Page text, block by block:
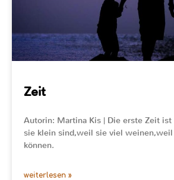
Zeit
Autorin: Martina Kis | Die erste Zeit
sie klein sind,weil sie viel
können.
weiterlesen »